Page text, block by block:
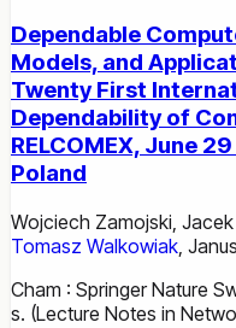
Dependable
Models, and
Twenty First
Dependability of
RELCOMEX, June
Poland
Wojciech Zamojski,
Tomasz Walkowiak,
Cham : Springer Nature
s. (Lecture Notes in